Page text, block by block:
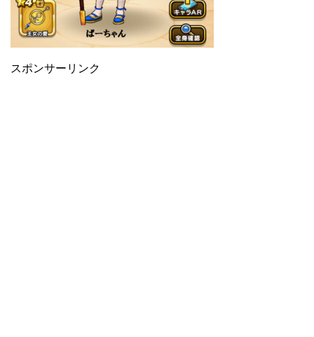
スポンサーリンク